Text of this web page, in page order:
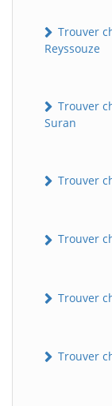
Trouver
Reyssouze
Trouver
Suran
Trouver
Trouver
Trouver
Trouver